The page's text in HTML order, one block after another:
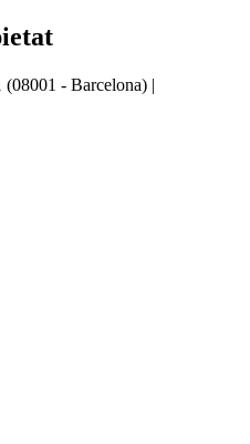
- Barcelona) |